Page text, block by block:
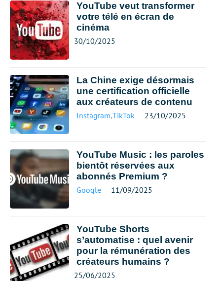
YouTube veut transformer
votre télé en écran de
cinéma
30/10/2025
La Chine exige désormais
une certification officielle
aux créateurs de contenu
Instagram,TikTok 23/10/2025
YouTube Music : les paroles
bientôt réservées aux
abonnés Premium ?
Google 11/09/2025
YouTube Shorts
s’automatise : quel avenir
pour la rémunération des
créateurs humains ?
25/06/2025